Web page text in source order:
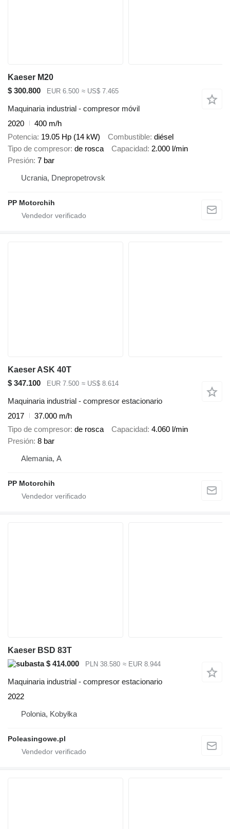
Kaeser M20
$ 300.800
EUR 6.500 ≈ US$ 7.465
Maquinaria industrial - compresor móvil
2020
400 m/h
Potencia 19.05 Hp (14 kW) Combustible diésel
Tipo de compresor de rosca Capacidad 2.000 l/min
Presión 7 bar
Ucrania, Dnepropetrovsk
PP Motorchih
Kaeser ASK 40T
$ 347.100
EUR 7.500 ≈ US$ 8.614
Maquinaria industrial - compresor estacionario
2017
37.000 m/h
Tipo de compresor de rosca Capacidad 4.060 l/min
Presión 8 bar
Alemania, A
PP Motorchih
Kaeser BSD 83T
$ 414.000
PLN 38.580 ≈ EUR 8.944
Maquinaria industrial - compresor estacionario
2022
Polonia, Kobyłka
Poleasingowe.pl